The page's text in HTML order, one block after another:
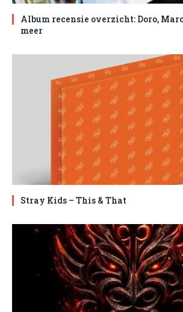
Album recensie overzicht: Doro,
meer
Stray Kids – This & That